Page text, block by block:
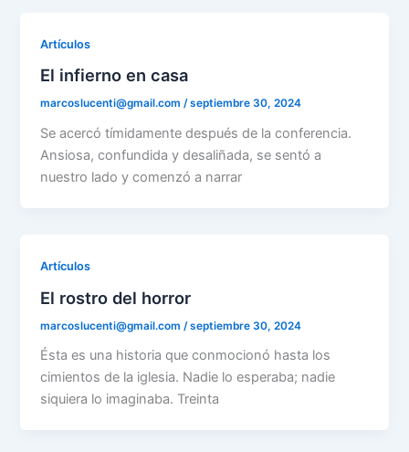
Artículos
El infierno en casa
marcoslucenti@gmail.com/septiembre 30, 2024
Se acercó tímidamente después de la conferencia.
Ansiosa, confundida y desaliñada, se sentó a
nuestro lado y comenzó a narrar
Artículos
El rostro del horror
marcoslucenti@gmail.com /septiembre 30, 2024
Ésta es una historia que conmocionó hasta los
cimientos de la iglesia. Nadie lo esperaba; nadie
siquiera lo imaginaba. Treinta